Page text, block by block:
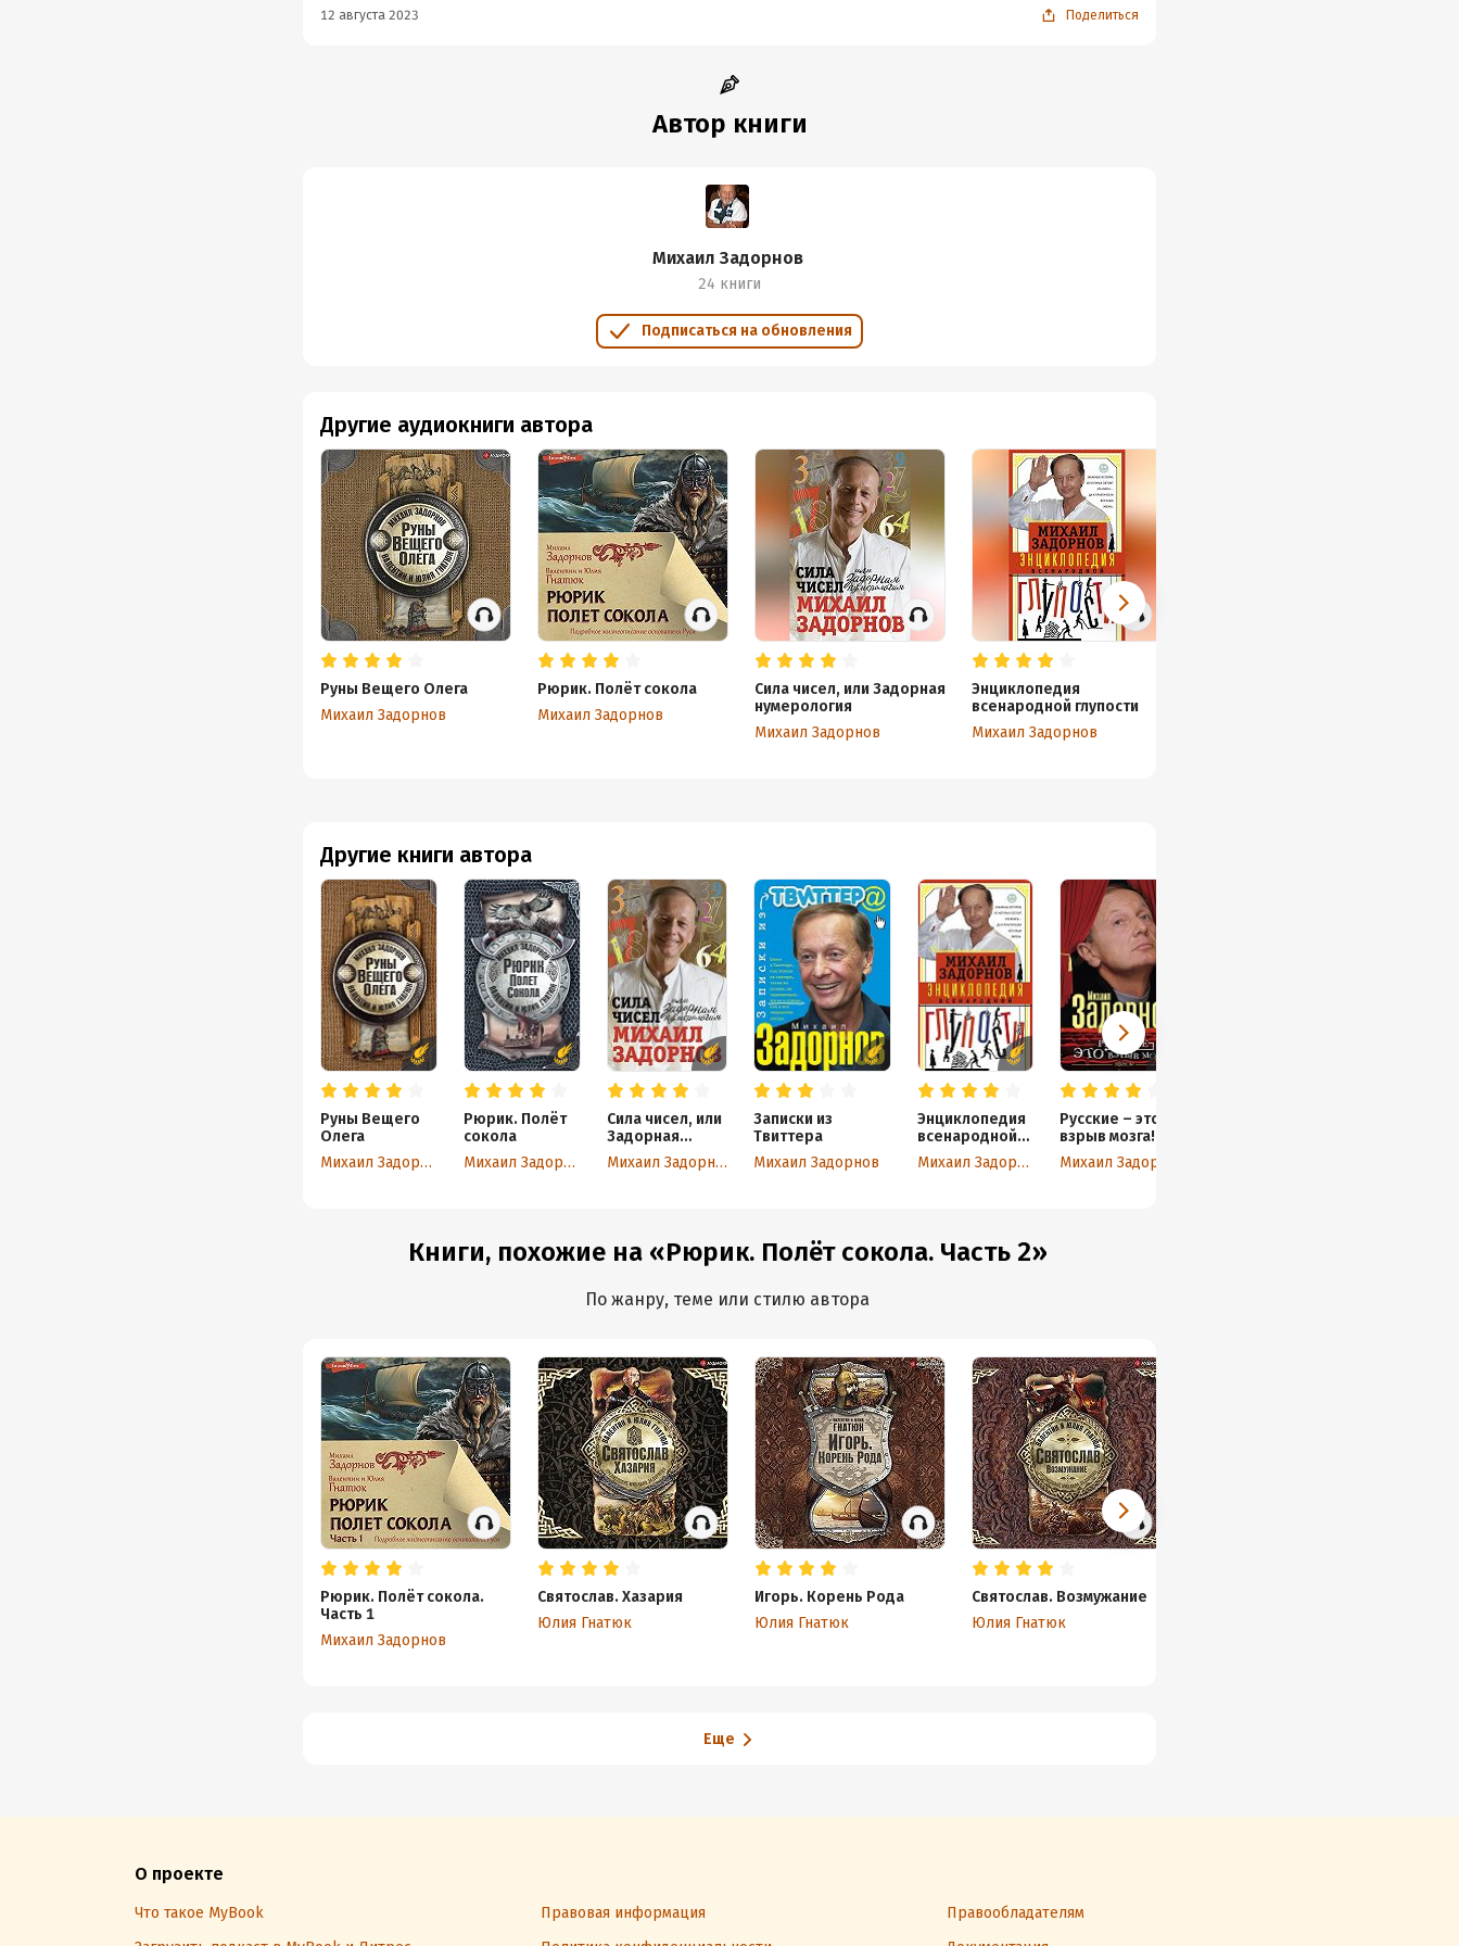
12 августа 2023 Поделиться
Автор книги
Михаил Задорнов
24 книги
Подписаться на обновления
Другие книги автора
Руны Вещего
Олега
Михаил Задорнов
Рюрик. Полёт
сокола
Михаил Задорнов
Сила чисел, или
Задорная
нумерология
Михаил Задорнов
Записки из
Твиттера
Михаил Задорнов
Энциклопедия
всенародной
глупости
Михаил Задорнов
Русские – это
взрыв мозга!
Пьесы
Другие аудиокниги автора
Руны Вещего Олега
Михаил Задорнов
Рюрик. Полёт сокола
Михаил Задорнов
Сила чисел, или Задорная
нумерология
Михаил Задорнов
Энциклопедия
всенародной глупости
Михаил Задорнов
Книги, похожие на «Рюрик. Полёт сокола. Часть 2»
По жанру, теме или стилю автора
Рюрик. Полёт сокола.
Часть 1
Михаил Задорнов
Святослав. Хазария
Юлия Гнатюк
Игорь. Корень Рода
Юлия Гнатюк
Святослав. Возмужание
Юлия Гнатюк
Еще
О проекте
Что такое MyBook Правовая информация
Правообладателям